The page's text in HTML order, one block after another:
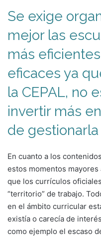
Se exige
mejor las
más
eficaces ya
la CEPAL, no
invertir más
de gestionarla
En cuanto a los
estos momentos
que los currículos
“territorio” de trabajo.
en el ámbito curricular
existía o carecía de
como ejemplo el escaso